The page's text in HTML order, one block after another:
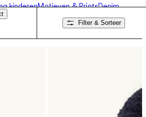
kinderenMotieven & PrintsDenim
Filter & Sorteer